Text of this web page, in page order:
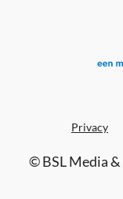
Privacy
©BSL Media